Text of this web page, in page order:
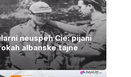
neuspeh Cie: pijani
albanske tajne